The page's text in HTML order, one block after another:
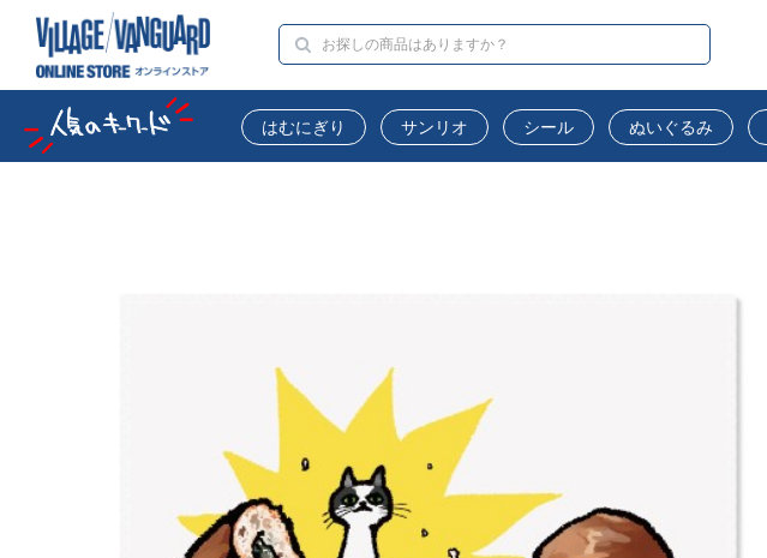
はむにぎり サンリオ シール ぬいぐるみ